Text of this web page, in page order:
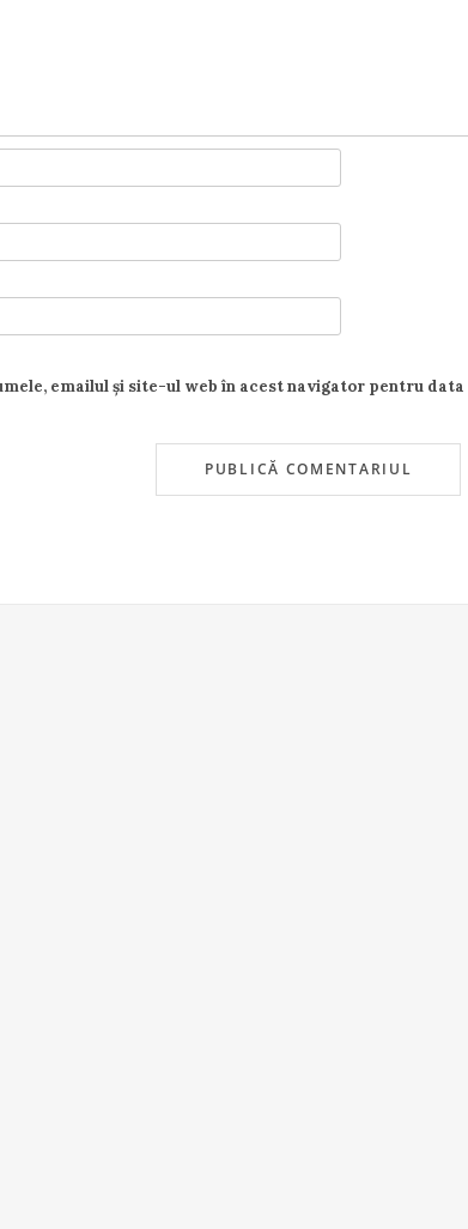
emailul și site-ul web în acest navigator pentru